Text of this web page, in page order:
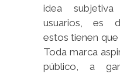
idea
usuarios, es
estos tienen que
Toda marca
público, a